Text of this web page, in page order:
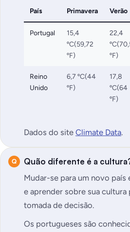
País Primavera Verão
Portugal
15,4
ºC(59,72
ºF)
22,4
ºF)
Reino
Unido
6,7 ºC(44
ºF)
17,8
ºC(64
ºF)
Dados do site Climate Data.
Quão diferente é a
Mudar-se para um novo
e aprender sobre sua cultura
tomada de decisão.
Os portugueses são